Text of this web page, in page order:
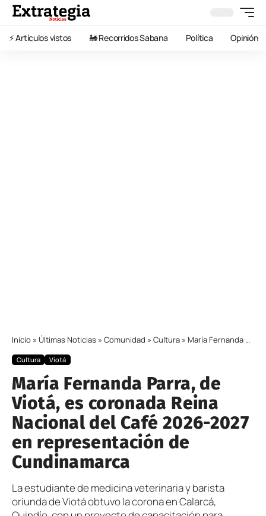
⚡️ Artículos vistos 🚂 Recorridos Sabana Política Opinión
Inicio » Últimas Noticias » Comunidad » Cultura » María Fernanda Parra, de Viotá, es coronada Reina Nacional del Café 2026-2027 en representación de Cundinamarca
Cultura Viotá
María Fernanda Parra, de
Viotá, es coronada Reina
Nacional del Café 2026-2027
en representación de
Cundinamarca
La estudiante de medicina veterinaria y barista
oriunda de Viotá obtuvo la corona en Calarcá,